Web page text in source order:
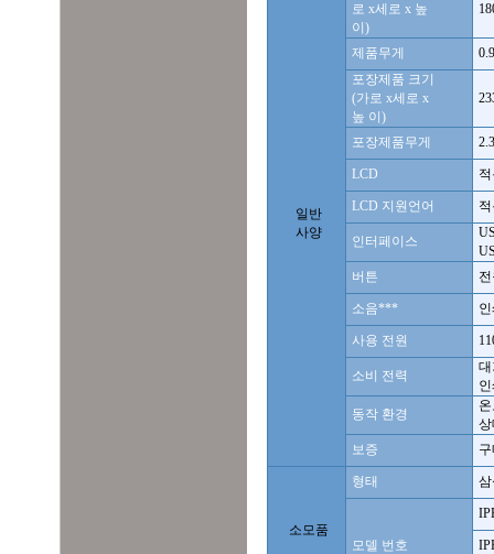
일반
사양
로 x세로 x 높
이)
제품무게
포장제품 크기
(가로 x세로 x
높 이)
포장제품무게
LCD
LCD 지원언어
인터페이스
버튼
소음***
사용 전원
소비 전력
대
동작 환경
상
보증
소모품
형태 삼
모델 번호